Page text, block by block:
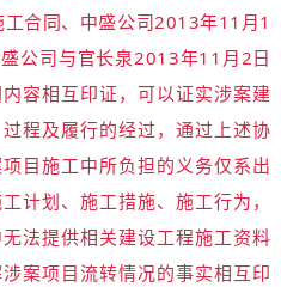
合同、中盛公司2013年11月1
公司与官长泉2013年11月2日
容相互印证，可以证实涉案建
程及履行的经过，通过上述协
目施工中所负担的义务仅系出
计划、施工措施、施工行为，
法提供相关建设工程施工资料
案项目流转情况的事实相互印